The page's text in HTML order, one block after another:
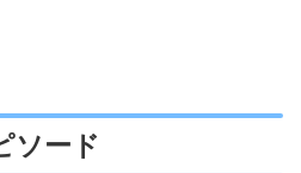
ソード